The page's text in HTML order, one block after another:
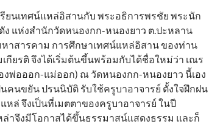
รียนเทศน์แหล่อิสานกับ พระอธิการพรชัย พระนัก
แห่งสำนักวัดหนองกก-หนองยาว ต.ปะหลาน
าสารคาม การศึกษาเทศน์แหล่อิสาน ของท่าน
กียรติ จึงได้เริ่มต้นขึ้นพร้อมกับได้ชื่อใหม่ว่า เณร
พ่อออก-แม่ออก) ณ วัดหนองกก-หนองยาว นี้เอง
คนขยัน ปรนนิบัติ รับใช้ครูบาอาจารย์ ตั้งใจฝึกฝน
ล่ จึงเป็นที่เมตตาของครูบาอาจารย์ ในปี
ล่าจึงมีโอกาสได้ขึ้นธรรมาสน์แสดงธรรม และก็